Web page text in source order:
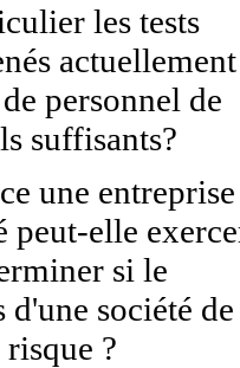
les tests
actuellement
personnel de
suffisants?
une entreprise
peut-elle
si le
d'une société de
?